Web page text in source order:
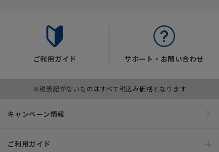
ご利用ガイド サポート・お問い合わせ
※税表記がないものはすべて税込み価格となります
キャンペーン情報
ご利用ガイド